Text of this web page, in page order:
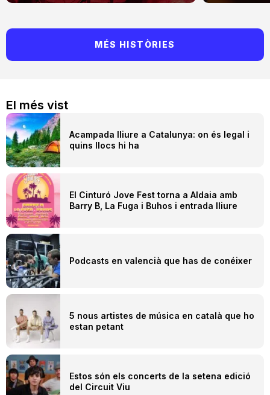
El més vist
Acampada lliure a Catalunya: on és legal i
quins llocs hi ha
El Cinturó Jove Fest torna a Aldaia amb
Barry B, La Fuga i Buhos i entrada lliure
Podcasts en valencià que has de conéixer
5 nous artistes de música en català que ho
estan petant
Estos són els concerts de la setena edició
del Circuit Viu
MÉS HISTÒRIES